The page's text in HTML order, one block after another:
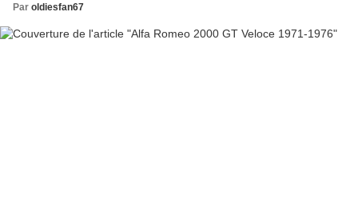
Par oldiesfan67